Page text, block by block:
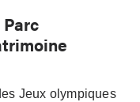
Jeux olympiques